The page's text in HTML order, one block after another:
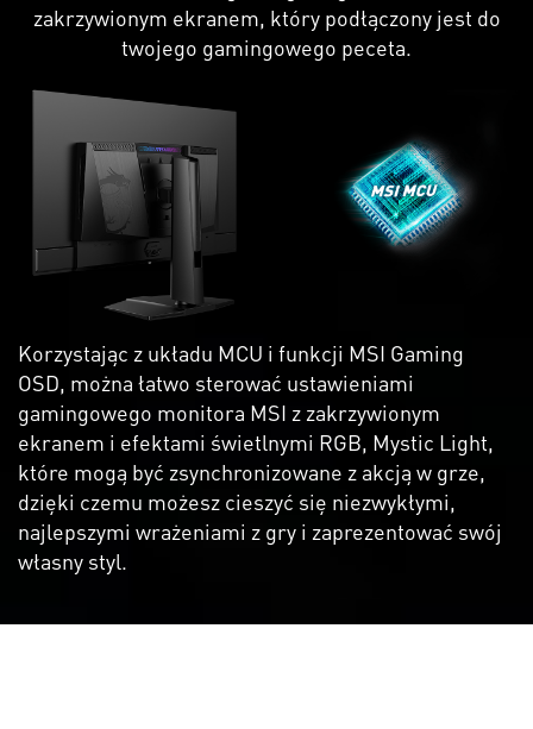
zakrzywionym ekranem, który podłączony jest do
twojego gamingowego peceta.
Korzystając z układu MCU i funkcji MSI Gaming
OSD, można łatwo sterować ustawieniami
gamingowego monitora MSI z zakrzywionym
ekranem i efektami świetlnymi RGB, Mystic Light,
które mogą być zsynchronizowane z akcją w grze,
dzięki czemu możesz cieszyć się niezwykłymi,
najlepszymi wrażeniami z gry i zaprezentować swój
własny styl.